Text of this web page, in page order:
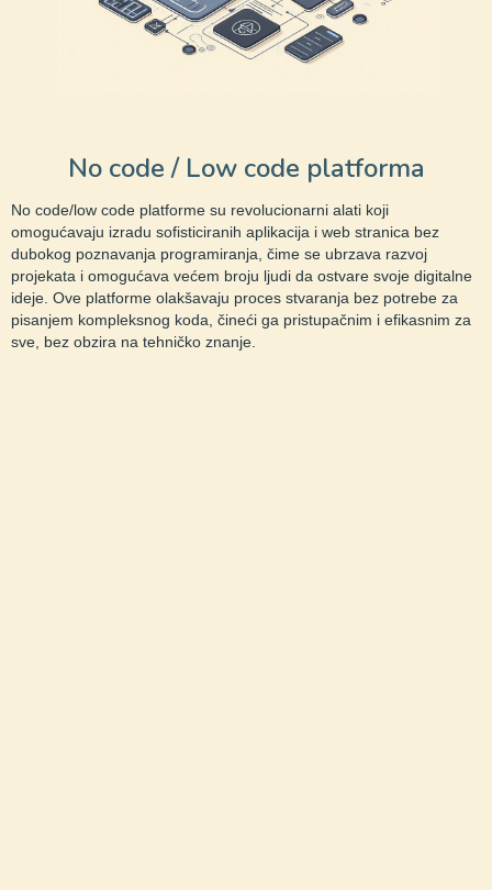
No code / Low code platforma
No code/low code platforme su revolucionarni alati koji
omogućavaju izradu sofisticiranih aplikacija i web stranica bez
dubokog poznavanja programiranja, čime se ubrzava razvoj
projekata i omogućava većem broju ljudi da ostvare svoje digitalne
ideje. Ove platforme olakšavaju proces stvaranja bez potrebe za
pisanjem kompleksnog koda, čineći ga pristupačnim i efikasnim za
sve, bez obzira na tehničko znanje.